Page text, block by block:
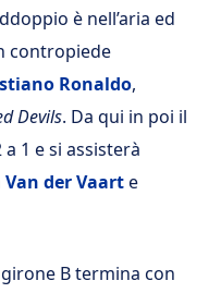
è nell’aria ed
contropiede
Ronaldo,
Devils. Da qui in poi il
1 e si assisterà
Van der Vaarte
B termina con